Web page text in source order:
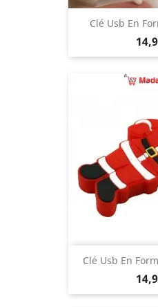
Clé Usb En
Prix
Clé Usb En
Prix